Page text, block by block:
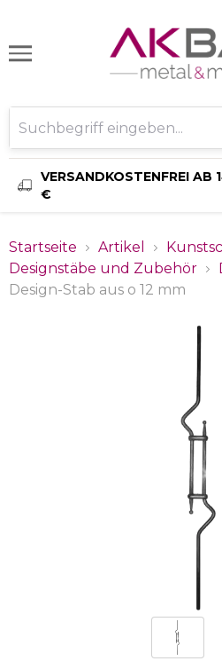
VERSANDKOSTENFREI AB
€
Startseite Artikel
Designstäbe und Zubehör
Design-Stab aus o 12 mm